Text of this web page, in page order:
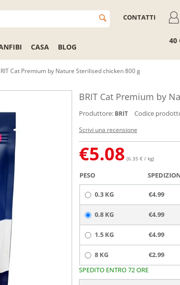
CONTATTI
CASA BLOG
40
Cat Premium by Nature Sterilised chicken 800 g
BRIT Cat Premium by
Produttore: BRIT Codice
Scrivi una recensione
€5.08 (6.35 € / kg)
PESO
0.3 KG €4.99
0.8 KG €4.99
1.5 KG €4.99
8 KG €2.99
SPEDITO ENTRO 72 ORE